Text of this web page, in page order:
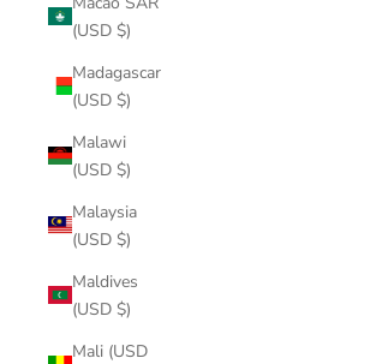
(USD $)
Madagascar
(USD $)
Malawi
(USD $)
Malaysia
(USD $)
Maldives
(USD $)
Mali (USD